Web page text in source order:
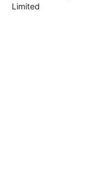
Limited